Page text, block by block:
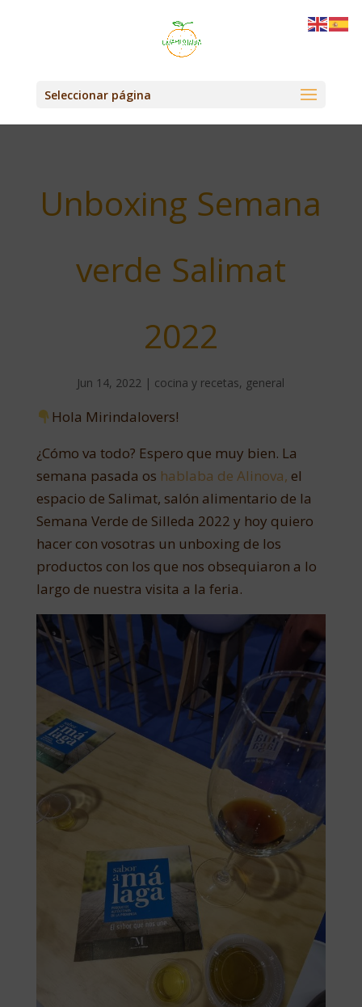
Seleccionar página
Unboxing Semana
verde Salimat
2022
Jun 14, 2022 | cocina y recetas, general
Hola Mirindalovers!
¿Cómo va todo? Espero que muy bien. La
semana pasada os hablaba de Alinova, el
espacio de Salimat, salón alimentario de la
Semana Verde de Silleda 2022 y hoy quiero
hacer con vosotras un unboxing de los
productos con los que nos obsequiaron a lo
largo de nuestra visita a la feria.